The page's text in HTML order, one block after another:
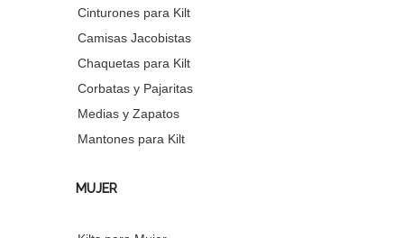
Cinturones para Kilt
Camisas Jacobistas
Chaquetas para Kilt
Corbatas y Pajaritas
Medias y Zapatos
Mantones para Kilt
MUJER